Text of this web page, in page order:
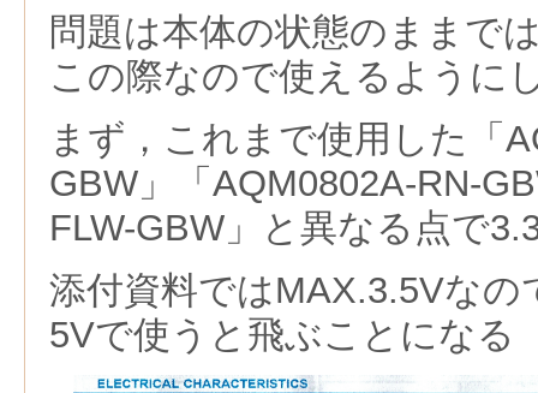
問題は本体の状態のままで
この際なので使えるように
まず，これまで使用した「
GBW」「AQM0802A-RN-
FLW-GBW」と異なる点で
添付資料ではMAX.3.5Vなの
5Vで使うと飛ぶことになる